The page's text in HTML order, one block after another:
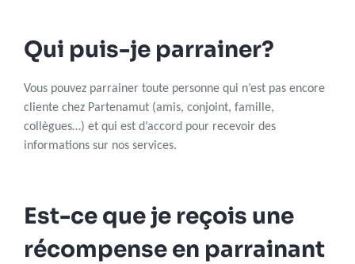
Qui puis-je parrainer?
Vous pouvez parrainer toute personne qui n’est pas encore
cliente chez Partenamut (amis, conjoint, famille,
collègues…) et qui est d’accord pour recevoir des
informations sur nos services.
Est-ce que je reçois une
récompense en parrainant